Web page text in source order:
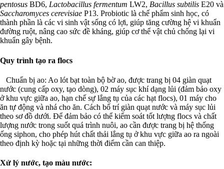
pentosus BD6, Lactobacillus fermentum LW2, Bacillus subtilis E20 và
Saccharomyces cerevisiae P13. Probiotic là chế phẩm sinh học, có
thành phần là các vi sinh vật sống có lợi, giúp tăng cường hệ vi khuẩn
đường ruột, nâng cao sức đề kháng, giúp cơ thể vật chủ chống lại vi
khuẩn gây bệnh.
Quy trình tạo ra flocs
Chuẩn bị ao: Ao lót bạt toàn bộ bờ ao, được trang bị 04 giàn quạt
nước (cung cấp oxy, tạo dòng), 02 máy sục khí dạng lủi (đảm bảo oxy
ở khu vực giữa ao, hạn chế sự lắng tụ của các hạt flocs), 01 máy cho
ăn tự động và nhá cho ăn. Cách bố trí giàn quạt nước và máy sục lủi
theo sơ đồ dưới. Để đảm bảo có thể kiểm soát tốt lượng flocs và chất
lượng nước trong suốt quá trình nuôi, ao cần được trang bị hệ thống
ống siphon, cho phép hút chất thải lắng tụ ở khu vực giữa ao ra ngoài
theo định kỳ hoặc tại những thời điểm cần can thiệp.
Xử lý nước, tạo màu nước: